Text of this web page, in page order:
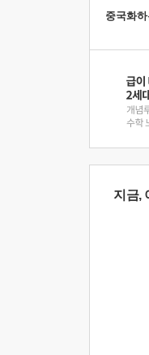
중국화
지금,